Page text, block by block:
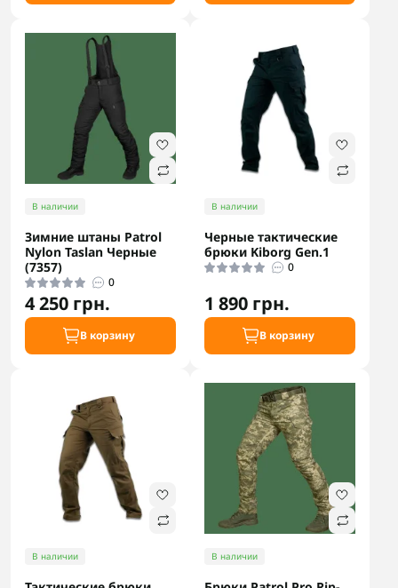
В наличии
Зимние штаны Patrol
Nylon Taslan Черные
(7357)
0
4 250 грн.
В корзину
В наличии
Черные тактические
брюки Kiborg Gen.1
0
1 890 грн.
В корзину
В наличии В наличии